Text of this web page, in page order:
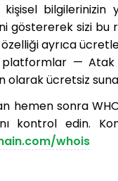
kişisel bilgilerinizin
göstererek sizi bu
ayrıca
platformlar —
olarak ücretsiz
hemen sonra
kontrol edin.
whois